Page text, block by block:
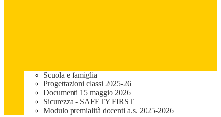
Scuola e famiglia
Progettazioni classi 2025-26
Documenti 15 maggio 2026
Sicurezza - SAFETY FIRST
Modulo premialità docenti a.s. 2025-2026